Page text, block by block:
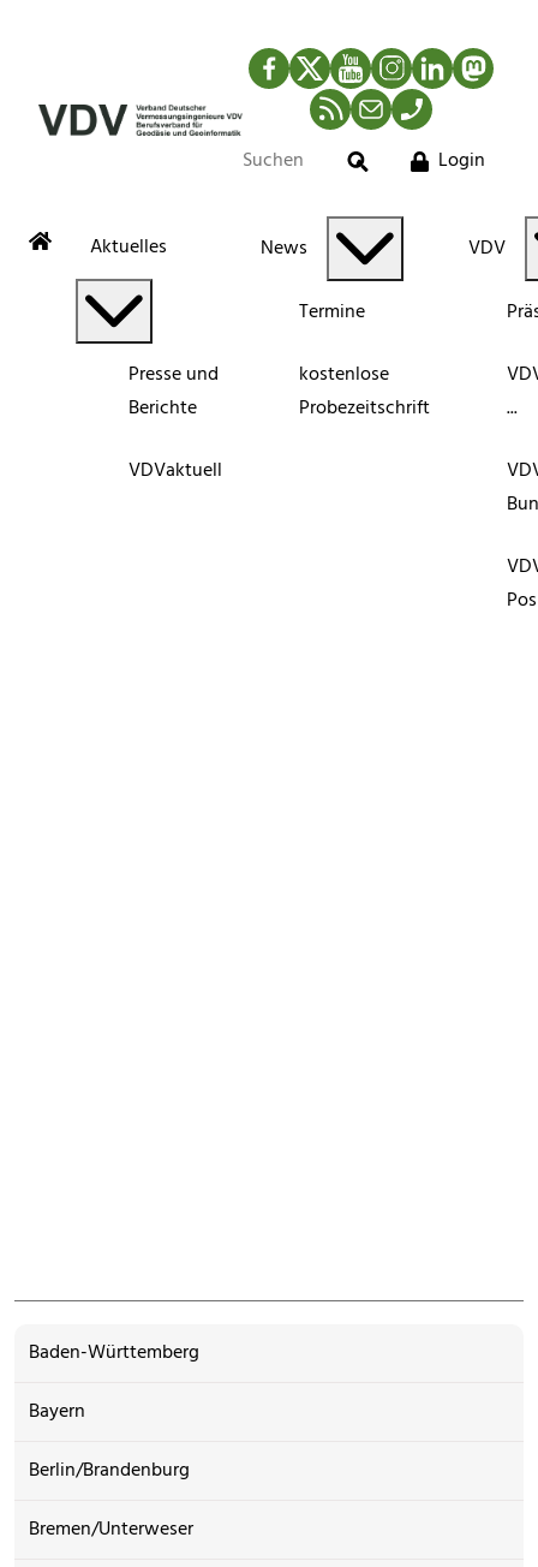
Facebook
TwitterYouTubeInstagram
LinkedIn
RSS-Newsfeed
MailTelefon
Suche
Login
Aktuelles
Presse und
Berichte
VDVaktuell
News
Termine
kostenlose
Probezeitschrift
VDV
...
Baden-Württemberg
Bayern
Berlin/Brandenburg
Bremen/Unterweser